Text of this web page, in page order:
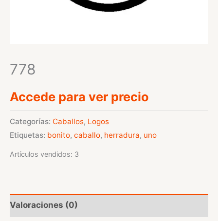
778
Accede para ver precio
Categorías: Caballos, Logos
Etiquetas: bonito, caballo, herradura, uno
Artículos vendidos: 3
Valoraciones (0)